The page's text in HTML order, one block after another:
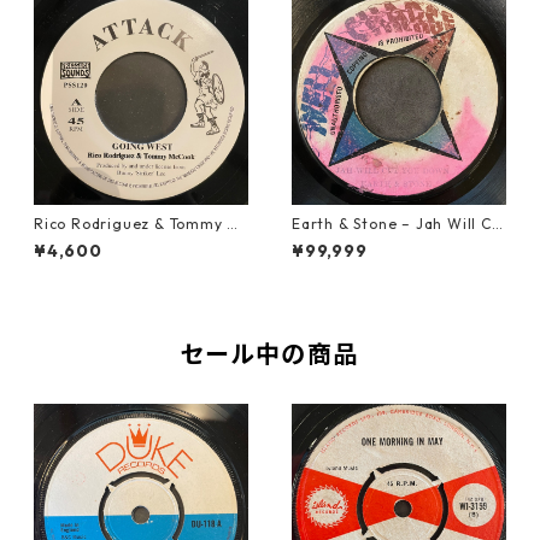
Rico Rodriguez & Tommy Mc
Cook - Going West【7-2198
3】
¥4,600
Earth & Stone – Jah Will Cu
t You Down【7-21914】
¥99,999
セール中の商品